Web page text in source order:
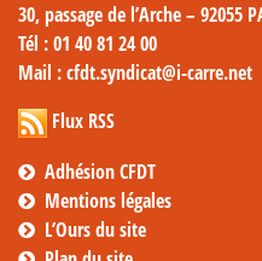
30, passage de l’Arche – 92055
Tél : 01 40 81 24 00
Mail : cfdt.syndicat@i-carre.net
Flux RSS
Adhésion CFDT
Mentions légales
L’Ours du site